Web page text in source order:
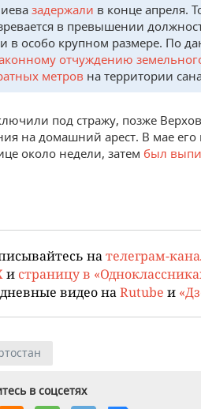
задержали в конце апреля.
в превышении
в особо крупном размере. По
отчуждению
метров на территории
под стражу, позже
на домашний арест. В мае
около недели, затем был
на телеграм-
и страницу в
видео на Rutube и
в соцсетях